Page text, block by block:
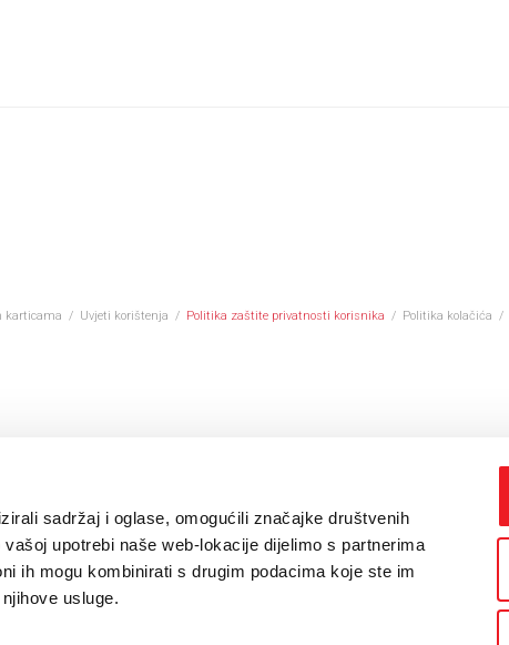
sadržaj i oglase, omogućili značajke društvenih
upotrebi naše web-lokacije dijelimo s partnerima
ih mogu kombinirati s drugim podacima koje ste im
usluge.
karticama / Uvjeti korištenja / Politika zaštite privatnosti korisnika / Politika kolačića /